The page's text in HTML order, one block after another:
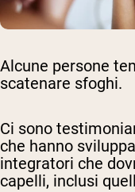
Alcune persone
scatenare sfoghi.
Ci sono
che hanno
integratori che
capelli, inclusi